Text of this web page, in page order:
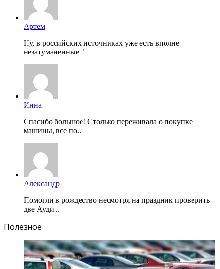
Артем
Ну, в российских источниках уже есть вполне
незатуманенные "...
Инна
Спасибо большое! Столько переживала о покупке
машины, все по...
Александр
Помогли в рождество несмотря на праздник проверить
две Ауди...
Полезное